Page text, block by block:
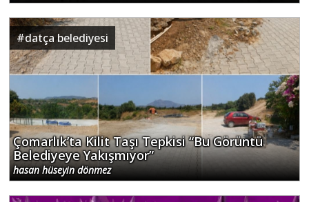
#datça belediyesi
Çomarlık’ta Kilit Taşı Tepkisi “Bu Görüntü
Belediyeye Yakışmıyor”
hasan hüseyin dönmez